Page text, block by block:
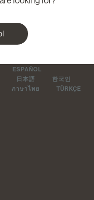
ESPAÑOL
日本語
한국인
ภาษาไทย
TÜRKÇE